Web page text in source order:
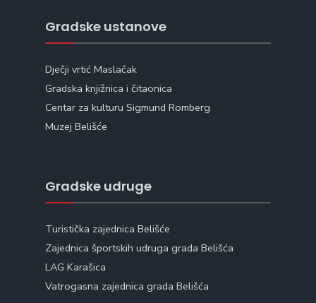
Gradske ustanove
Dječji vrtić Maslačak
Gradska knjižnica i čitaonica
Centar za kulturu Sigmund Romberg
Muzej Belišće
Gradske udruge
Turistička zajednica Belišće
Zajednica športskih udruga grada Belišća
LAG Karašica
Vatrogasna zajednica grada Belišća